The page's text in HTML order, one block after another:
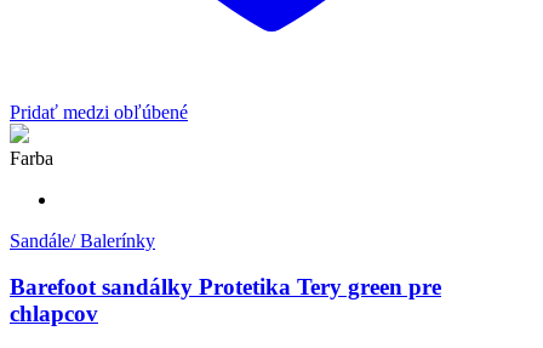
Pridať medzi obľúbené
Farba
Sandále/ Balerínky
Barefoot sandálky Protetika Tery green pre
chlapcov